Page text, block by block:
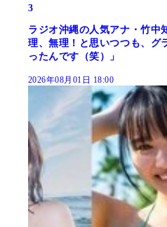
3
ラジオ沖縄の人気アナ・竹中
理、無理！と思いつつも、グ
ったんです（笑）」
2026年08月01日 18:00